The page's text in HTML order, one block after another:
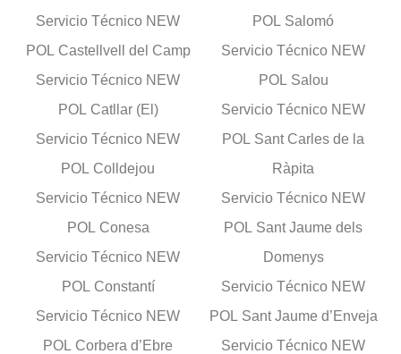
Servicio Técnico NEW
POL Castellvell del Camp
Servicio Técnico NEW
POL Catllar (El)
Servicio Técnico NEW
POL Colldejou
Servicio Técnico NEW
POL Conesa
Servicio Técnico NEW
POL Constantí
Servicio Técnico NEW
POL Corbera d’Ebre
POL Salomó
Servicio Técnico NEW
POL Salou
Servicio Técnico NEW
POL Sant Carles de la
Ràpita
Servicio Técnico NEW
POL Sant Jaume dels
Domenys
Servicio Técnico NEW
POL Sant Jaume d’Enveja
Servicio Técnico NEW